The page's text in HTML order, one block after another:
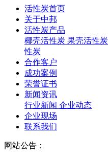
活性炭首页
关于中邦
活性炭产品
椰壳活性炭 果壳活性炭
性炭
合作客户
成功案例
荣誉证书
新闻资讯
行业新闻 企业动态
企业现场
联系我们
网站公告：